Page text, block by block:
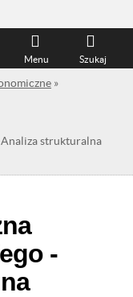
Szukaj
Menu
»
Analiza strukturalna
-